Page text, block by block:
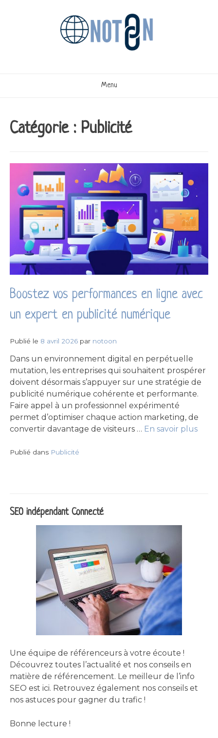
Menu
Catégorie : Publicité
Boostez vos performances en ligne avec
un expert en publicité numérique
Publié le 8 avril 2026 par notoon
Dans un environnement digital en perpétuelle
mutation, les entreprises qui souhaitent prospérer
doivent désormais s’appuyer sur une stratégie de
publicité numérique cohérente et performante.
Faire appel à un professionnel expérimenté
permet d’optimiser chaque action marketing, de
convertir davantage de visiteurs … En savoir plus
Publié dans Publicité
SEO indépendant Connecté
Une équipe de référenceurs à votre écoute !
Découvrez toutes l’actualité et nos conseils en
matière de référencement. Le meilleur de l’info
SEO est ici. Retrouvez également nos conseils et
nos astuces pour gagner du trafic !
Bonne lecture !